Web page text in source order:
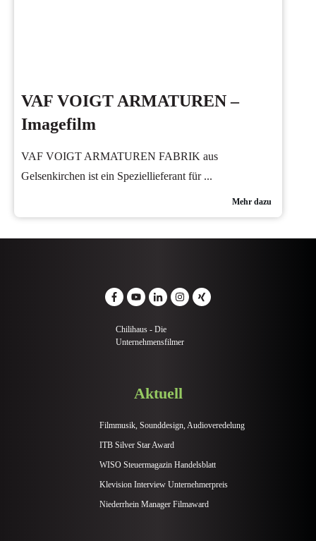
VAF VOIGT ARMATUREN –
Imagefilm
VAF VOIGT ARMATUREN FABRIK aus
Gelsenkirchen ist ein Speziellieferant für ...
Mehr dazu
Chilihaus - Die
Unternehmensfilmer
Aktuell
Filmmusik, Sounddesign, Audioveredelung
ITB Silver Star Award
WISO Steuermagazin Handelsblatt
Klevision Interview Unternehmerpreis
Niederrhein Manager Filmaward